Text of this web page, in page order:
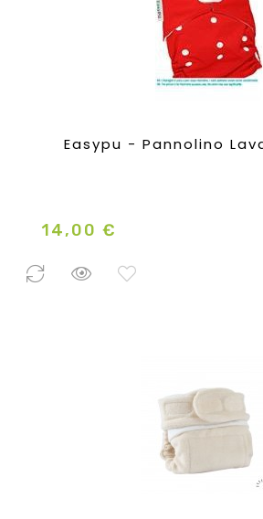
Easypu - Pannolino
Prezzo
14,00 €
0 Pezzi